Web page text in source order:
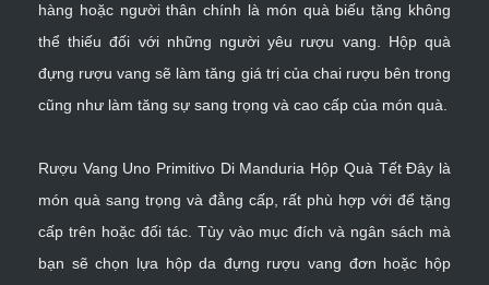
hàng hoặc người thân chính là món quà biếu tặng không
thể thiếu đối với những người yêu rượu vang. Hộp quà
đựng rượu vang sẽ làm tăng giá trị của chai rượu bên trong
cũng như làm tăng sự sang trọng và cao cấp của món quà.
Rượu Vang Uno Primitivo Di Manduria Hộp Quà TếtĐây là
món quà sang trọng và đẳng cấp, rất phù hợp với để tặng
cấp trên hoặc đối tác. Tùy vào mục đích và ngân sách mà
bạn sẽ chọn lựa hộp da đựng rượu vang đơn hoặc hộp